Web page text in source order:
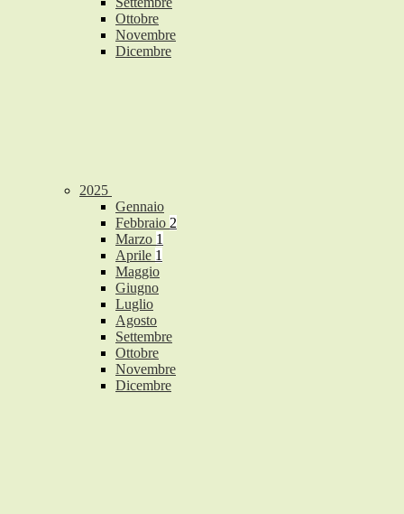
Ottobre
Novembre
Dicembre
2025
Gennaio
Febbraio 2
Marzo 1
Aprile 1
Maggio
Giugno
Luglio
Agosto
Settembre
Ottobre
Novembre
Dicembre